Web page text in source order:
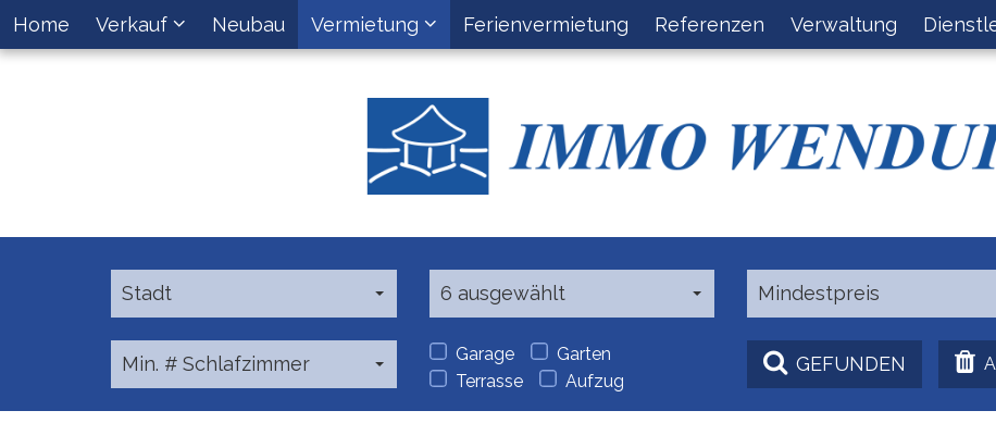
Home Verkauf Neubau Vermietung Ferienvermietung Referenzen Verwaltung
Stadt 6 ausgewählt Mindestpreis
Min. # Schlafzimmer Garage
Garten
Terrasse
Aufzug
GEFUNDEN